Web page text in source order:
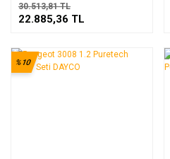
30.513,81 TL
22.885,36 TL
%10